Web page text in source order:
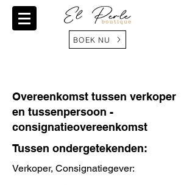
BOEK NU
Overeenkomst tussen verkoper
en tussenpersoon -
consignatieovereenkomst
Tussen ondergetekenden:
Verkoper, Consignatiegever: